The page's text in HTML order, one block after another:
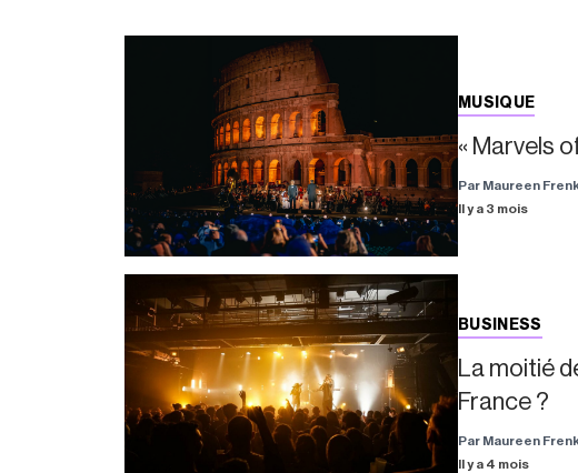
MUSIQUE
« Marvels
Par Maureen
Il y a 3 mois
BUSINESS
La moitié
France ?
Par Maureen
Il y a 4 mois